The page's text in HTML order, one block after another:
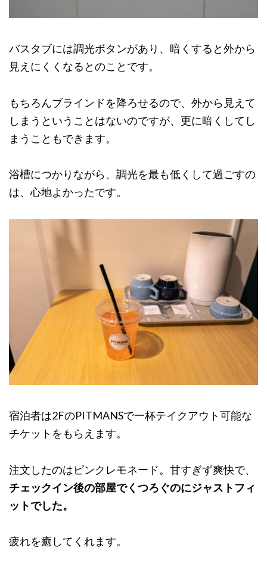
バスタブには調光ボタンがあり、暗くすると外から
見えにくくなるとのことです。
もちろんブラインドを降ろせるので、外から見えて
しまうということはないのですが、更に暗くしてし
まうこともできます。
浴槽につかりながら、調光を最も低くして過ごすの
は、心地よかったです。
宿泊者は2FのPITMANSで一杯テイクアウト可能な
チケットをもらえます。
注文したのはピンクレモネード。甘すぎず爽快で、
チェックイン後の部屋でくつろぐのにジャストフィ
ットでした。
疲れを癒してくれます。